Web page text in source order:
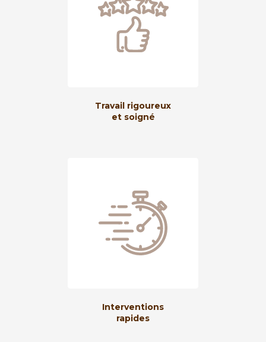
Travail rigoureux
et soigné
Interventions
rapides